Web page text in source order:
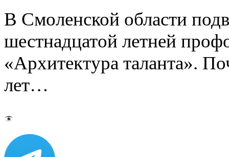
В Смоленской области
шестнадцатой летней
«Архитектура таланта».
лет…